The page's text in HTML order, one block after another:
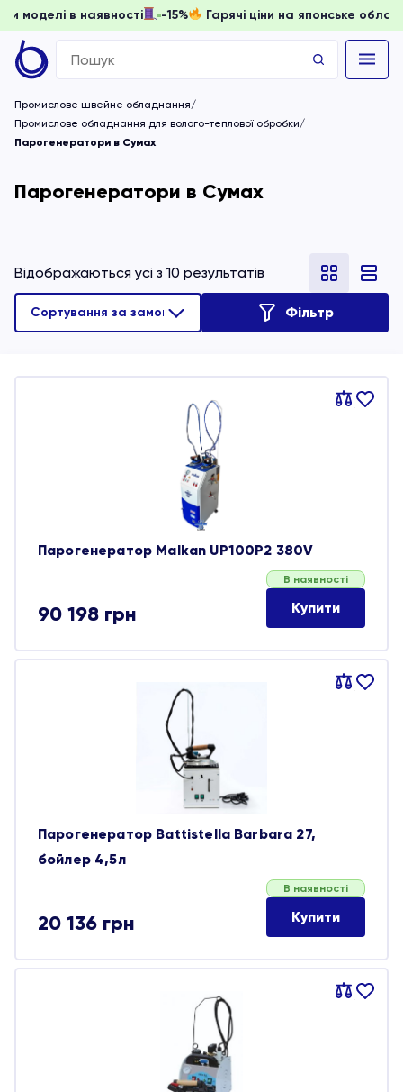
доки моделі в наявності -15% Гарячі ціни на
Search
for:
Промислове швейне обладнання
Промислове обладнання для волого-теплової обробки
Парогенератори в Сумах
Парогенератори в Сумах
Відображаються усі з 10 результатів
Фільтр
Порівняти
В
Парогенератор Malkan UP100P2 380V
90 198 грн
В наявності
Купити
Порівняти
В
Парогенератор Battistella Barbara 27,
бойлер 4,5л
20 136 грн
В наявності
Купити
Порівняти
В